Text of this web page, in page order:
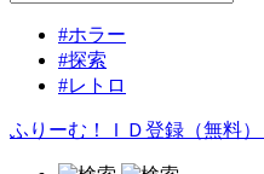
#ホラー
#探索
#レトロ
ふりーむ！ＩＤ登録（無料）